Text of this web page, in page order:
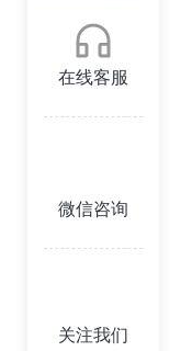
在线客服
微信咨询
关注我们